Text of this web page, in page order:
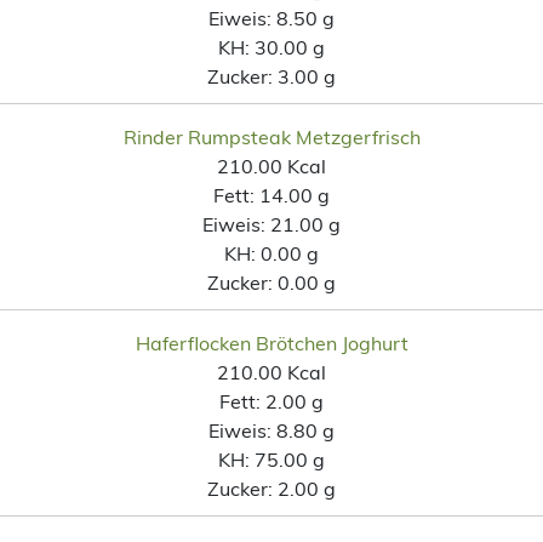
Eiweis: 8.50 g
KH: 30.00 g
Zucker: 3.00 g
Rinder Rumpsteak Metzgerfrisch
210.00 Kcal
Fett: 14.00 g
Eiweis: 21.00 g
KH: 0.00 g
Zucker: 0.00 g
Haferflocken Brötchen Joghurt
210.00 Kcal
Fett: 2.00 g
Eiweis: 8.80 g
KH: 75.00 g
Zucker: 2.00 g